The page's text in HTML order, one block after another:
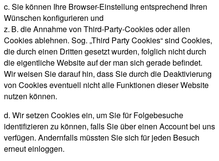
c. Sie können Ihre Browser-Einstellung entsprechend Ihren
Wünschen konfigurieren und
z. B. die Annahme von Third-Party-Cookies oder allen
Cookies ablehnen. Sog. „Third Party Cookies“ sind Cookies,
die durch einen Dritten gesetzt wurden, folglich nicht durch
die eigentliche Website auf der man sich gerade befindet.
Wir weisen Sie darauf hin, dass Sie durch die Deaktivierung
von Cookies eventuell nicht alle Funktionen dieser Website
nutzen können.
d. Wir setzen Cookies ein, um Sie für Folgebesuche
identifizieren zu können, falls Sie über einen Account bei uns
verfügen. Andernfalls müssten Sie sich für jeden Besuch
erneut einloggen.